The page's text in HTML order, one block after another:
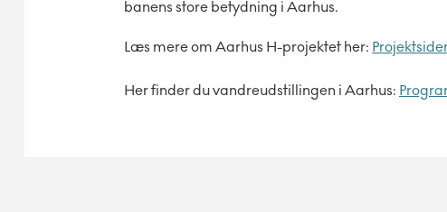
banens store betydning i Aarhus.
Læs mere om Aarhus H-projektet her:
Her finder du vandreudstillingen i Aarhus: